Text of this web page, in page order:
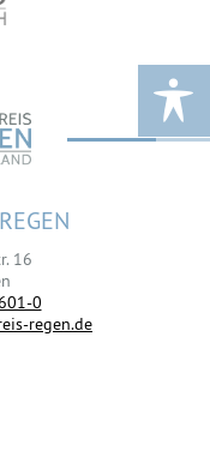
16
0
regen.de